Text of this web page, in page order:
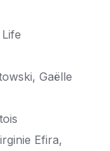
Gaëlle
Efira,